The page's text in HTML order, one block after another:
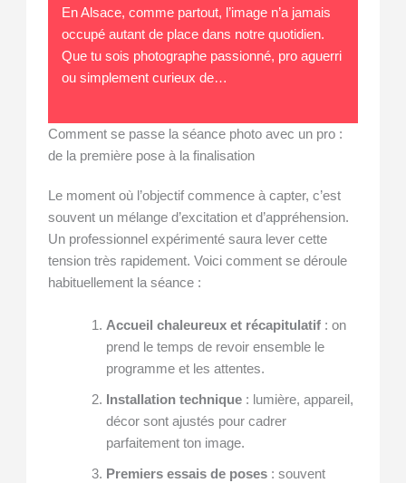
En Alsace, comme partout, l’image n’a jamais
occupé autant de place dans notre quotidien.
Que tu sois photographe passionné, pro aguerri
ou simplement curieux de…
Comment se passe la séance photo avec un pro :
de la première pose à la finalisation
Le moment où l’objectif commence à capter, c’est
souvent un mélange d’excitation et d’appréhension.
Un professionnel expérimenté saura lever cette
tension très rapidement. Voici comment se déroule
habituellement la séance :
Accueil chaleureux et récapitulatif: on
prend le temps de revoir ensemble le
programme et les attentes.
Installation technique: lumière, appareil,
décor sont ajustés pour cadrer
parfaitement ton image.
Premiers essais de poses: souvent